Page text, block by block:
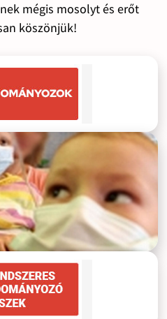
mégis mosolyt és erőt
köszönjük!